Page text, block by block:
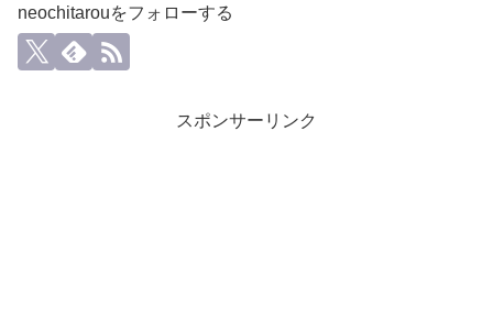
neochitarouをフォローする
スポンサーリンク